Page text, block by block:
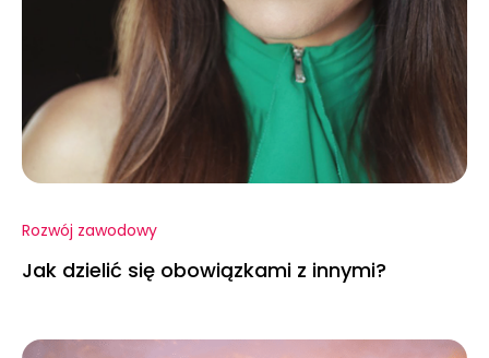
Rozwój zawodowy
Jak dzielić się obowiązkami z innymi?